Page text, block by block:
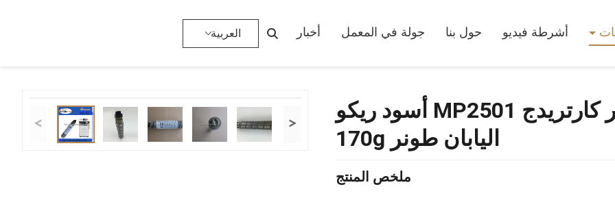
أشرطة فيديو حول بنا جولة في المعمل أخبار العربية
خرطوشة حبر ريكو >
< >
أسود ريكو MP2501 ريكو طونر كارتريدج MP2001 MP2501
170g اليابان طونر
ملخص المنتج